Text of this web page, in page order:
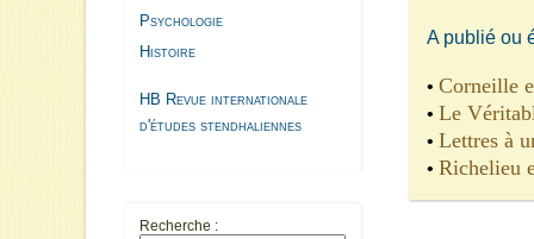
Psychologie
Histoire
HB Revue internationale
d'études stendhaliennes
Recherche :
A publié ou
• Corneille
• Le
• Lettres à
• Richelieu